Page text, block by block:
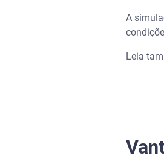
A
Leia